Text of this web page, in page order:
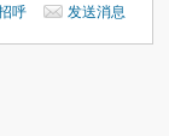
呼
发送消息